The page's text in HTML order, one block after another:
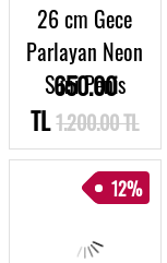
26 cm Gece
Parlayan Neon
Suni Penis
650.00
TL1.200.00 TL
12%